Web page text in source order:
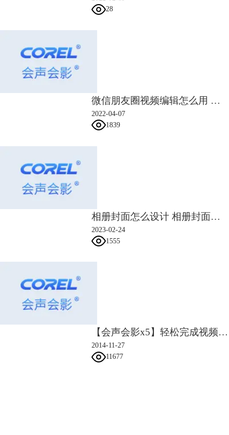
图3：调整图片大小
第三，如果插入的是一段视频，也可以用会声会影进行操作，选择合适的
从而有个基本的逻辑顺序，添加音乐，就基本完成了整个电子相册制作
总之，身为家长，为孩子和自己留下生命伊始美好的回忆，将会是一件充
记忆，相信他一定能够体会到父母的良苦用心，对于未来的生活更加的努
28
微信朋友圈视频编辑怎么用 微信朋友圈视频编辑的文字怎么去掉
2022-04-07
1839
相册封面怎么设计 相册封面怎么更换
2023-02-24
1555
【会声会影x5】轻松完成视频拼接
2014-11-27
11677